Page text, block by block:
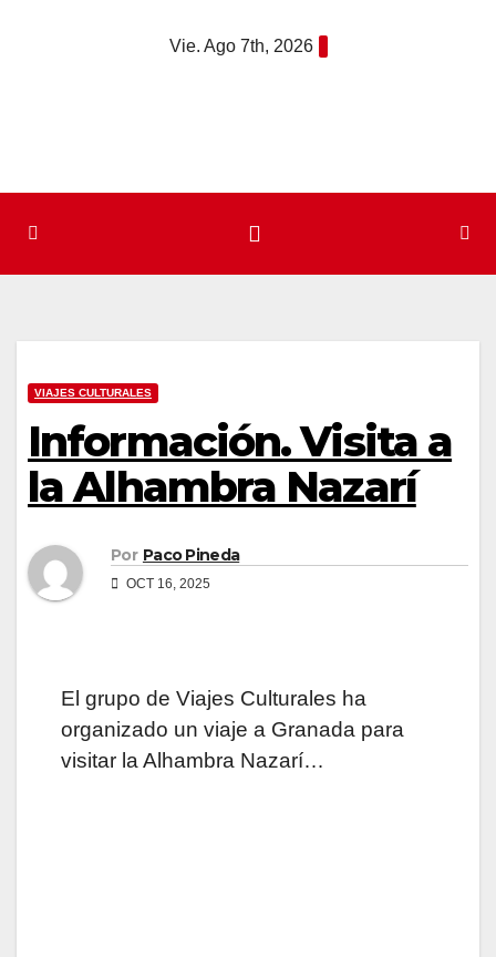
Vie. Ago 7th, 2026
VIAJES CULTURALES
Información. Visita a
la Alhambra Nazarí
Por Paco Pineda
OCT 16, 2025
El grupo de Viajes Culturales ha
organizado un viaje a Granada para
visitar la Alhambra Nazarí…